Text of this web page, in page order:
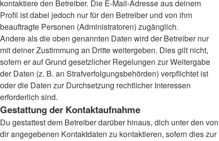
kontaktiere den Betreiber. Die E-Mail-Adresse aus deinem
Profil ist dabei jedoch nur für den Betreiber und von ihm
beauftragte Personen (Administratoren) zugänglich.
Andere als die oben genannten Daten wird der Betreiber nur
mit deiner Zustimmung an Dritte weitergeben. Dies gilt nicht,
sofern er auf Grund gesetzlicher Regelungen zur Weitergabe
der Daten (z. B. an Strafverfolgungsbehörden) verpflichtet ist
oder die Daten zur Durchsetzung rechtlicher Interessen
erforderlich sind.
Gestattung der Kontaktaufnahme
Du gestattest dem Betreiber darüber hinaus, dich unter den von
dir angegebenen Kontaktdaten zu kontaktieren, sofern dies zur